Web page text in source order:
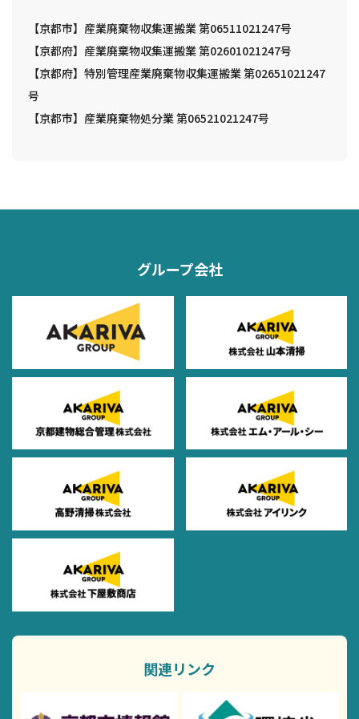
【京都市】産業廃棄物収集運搬業 第06511021247号
【京都府】産業廃棄物収集運搬業 第02601021247号
【京都府】特別管理産業廃棄物収集運搬業 第02651021247
号
【京都市】産業廃棄物処分業 第06521021247号
グループ会社
関連リンク